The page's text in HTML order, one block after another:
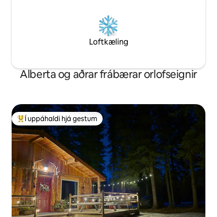
Loftkæling
Alberta og aðrar frábærar orlofseignir
Í mestu uppáhaldi hjá gestum
Í uppáhaldi hjá gestum